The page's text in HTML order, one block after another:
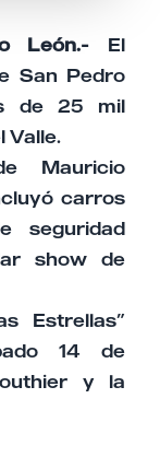
León.- El
San Pedro
de 25 mil
Valle.
Mauricio
carros
seguridad
show de
Estrellas”
14 de
y la